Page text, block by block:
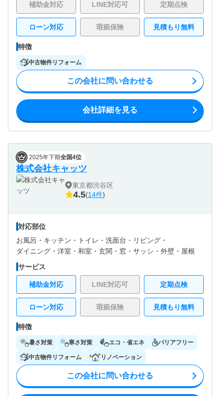
補助金対応 LINE対応可 定期点検
ローン対応 瑕疵保険 見積もり無料
特徴
中古物件リフォーム
この会社に問い合わせる
会社詳細を見る
2025年下期全国4位
株式会社キャッツ
東京都渋谷区
4.5(14件)
対応部位
お風呂・ キッチン・ トイレ・ 洗面台・ リビング・
ダイニング・ 洋室・ 和室・ 玄関・ 窓・サッシ・ 外壁・ 屋根
サービス
補助金対応 LINE対応可 定期点検
ローン対応 瑕疵保険 見積もり無料
特徴
暑さ対策 寒さ対策 エコ・省エネ バリアフリー
中古物件リフォーム リノベーション
この会社に問い合わせる